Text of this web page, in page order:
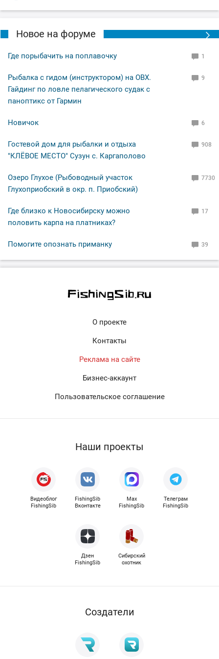
По уровню воды всё путём, особых спадов и скачков
не наблюдал. Малёк в изобилии, плавает вольготно.
Рыбакам, НХНЧ и рыбацких дней!
Новое на форуме
Где порыбачить на поплавочку 1
Рыбалка с гидом (инструктором) на ОВХ.
Гайдинг по ловле пелагического судак с
паноптикс от Гармин
9
Новичок 6
Гостевой дом для рыбалки и отдыха
"КЛЁВОЕ МЕСТО" Сузун с. Каргаполово
908
Озеро Глухое (Рыбоводный участок
Глухоприобский в окр. п. Приобский)
7730
Где близко к Новосибирску можно
половить карпа на платниках?
17
Помогите опознать приманку 39
О проекте
Контакты
Реклама на сайте
Бизнес-аккаунт
Пользовательское соглашение
Наши проекты
Видеоблог
FishingSib
FishingSib
Вконтакте
Max
FishingSib
Телеграм
FishingSib
Дзен
FishingSib
Сибирский
охотник
Cоздатели